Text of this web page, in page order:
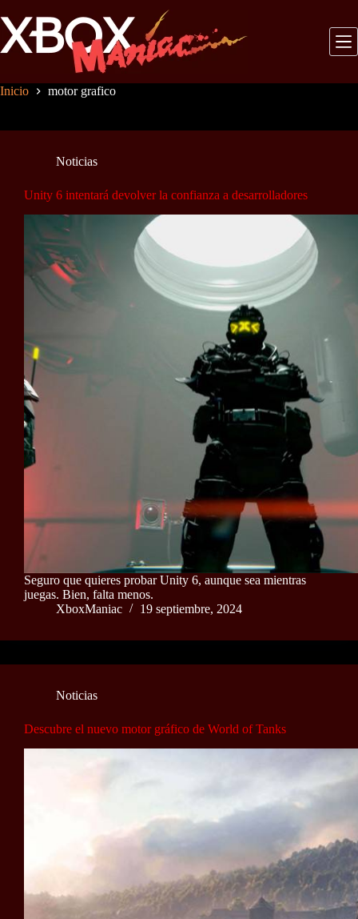
al
contenido
Inicio motor grafico
Noticias
Unity 6 intentará devolver la confianza a desarrolladores
Seguro que quieres probar Unity 6, aunque sea mientras
juegas. Bien, falta menos.
XboxManiac
19 septiembre, 2024
Noticias
Descubre el nuevo motor gráfico de World of Tanks